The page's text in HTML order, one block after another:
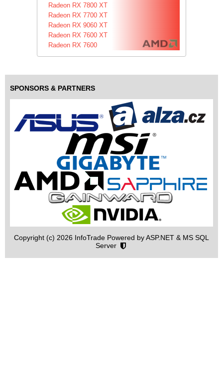
Radeon RX 7800 XT
Radeon RX 7700 XT
Radeon RX 9060 XT
Radeon RX 7600 XT
Radeon RX 7600
SPONSORS & PARTNERS
Copyright (c) 2026 InfoTrade Powered by ASP.NET & MS SQL
Server